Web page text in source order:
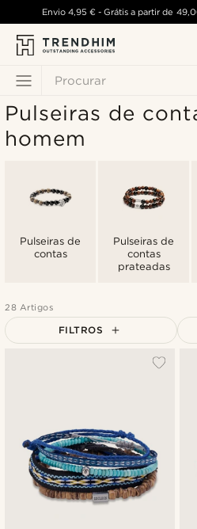
Procurar
Envio 4,95 €- Grátis a partir de
Pulseiras de
homem
Pulseiras de
contas
Pulseiras de
contas
prateadas
28 Artigos
FILTROS